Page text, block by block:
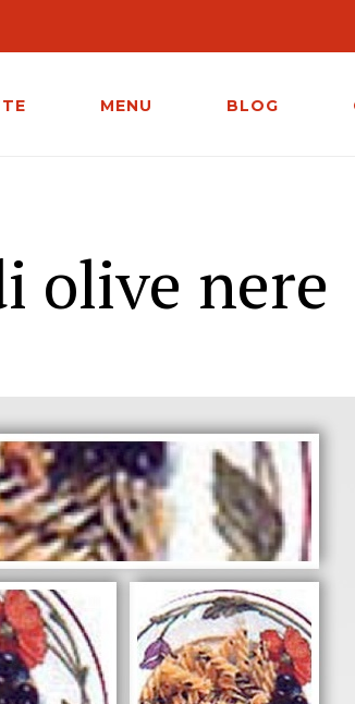
MENU BLOG
olive nere